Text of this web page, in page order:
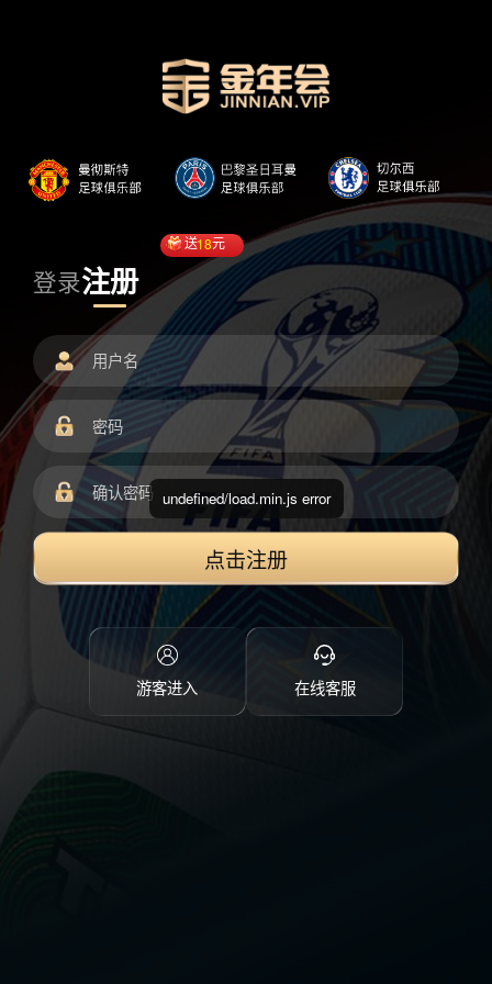
登录注册
送18元
点击注册
游客进入 在线客服
undefined/load.min.js error